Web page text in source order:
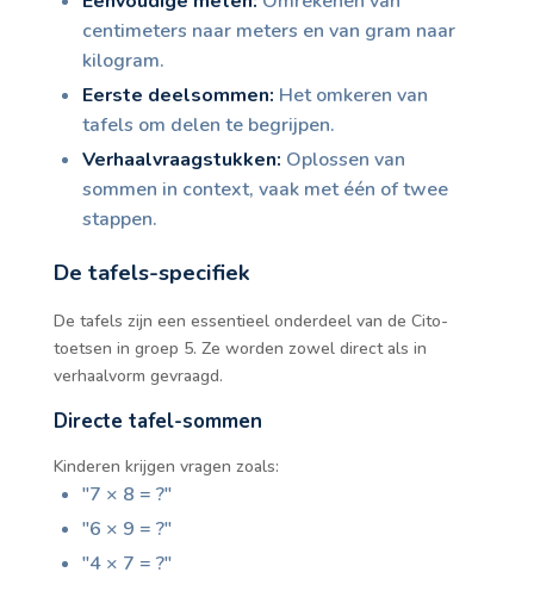
centimeters naar meters en van gram naar
kilogram.
Eerste deelsommen: Het omkeren van
tafels om delen te begrijpen.
Verhaalvraagstukken: Oplossen van
sommen in context, vaak met één of twee
stappen.
De tafels-specifiek
De tafels zijn een essentieel onderdeel van de Cito-
toetsen in groep 5. Ze worden zowel direct als in
verhaalvorm gevraagd.
Directe tafel-sommen
Kinderen krijgen vragen zoals:
"7 × 8 = ?"
"6 × 9 = ?"
"4 × 7 = ?"